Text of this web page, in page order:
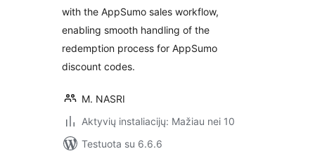
with the AppSumo sales workflow,
enabling smooth handling of the
redemption process for AppSumo
discount codes.
M. NASRI
Aktyvių instaliacijų: Mažiau nei 10
Testuota su 6.6.6